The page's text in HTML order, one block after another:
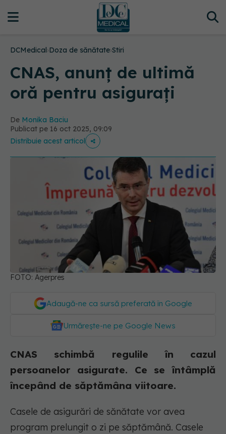
DCMedical›Doza de sănătate›Stiri
CNAS, anunț de ultimă
oră pentru asigurați
De Monika Baciu
Publicat pe 16 oct 2025, 09:09
Distribuie acest articol
FOTO: Agerpres
Adaugă-ne ca sursă preferată în Google
Urmărește-ne pe Google News
CNAS schimbă regulile în cazul
persoanelor asigurate. Ce se întâmplă
începând de săptămâna viitoare.
Casele de asigurări de sănătate vor avea
program prelungit o zi pe săptămână. Casele